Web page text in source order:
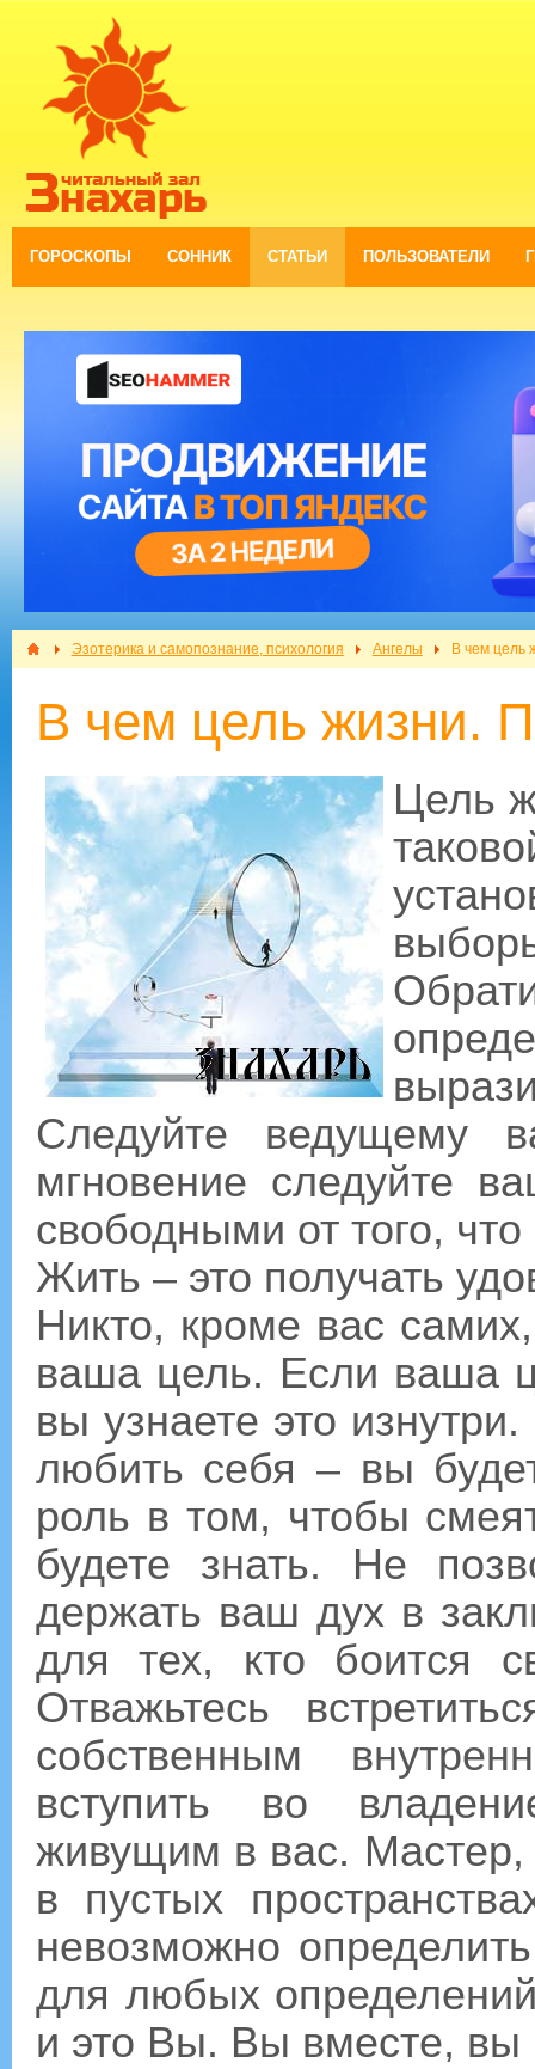
ГОРОСКОПЫ СОННИК СТАТЬИ ПОЛЬЗОВАТЕЛИ
Эзотерика и самопознание, психология Ангелы В чем цель
В чем цель жизни.
Цель
Следуйте ведущему
мгновение следуйте
свободными от того,
Жить – это получать
Никто, кроме вас
ваша цель. Если ваша
вы узнаете это
любить себя – вы
роль в том, чтобы
будете знать. Не
держать ваш дух в
для тех, кто боится
Отважьтесь
собственным
вступить во
живущим в вас. Мастер,
в пустых
невозможно
для любых
и это Вы. Вы вместе,